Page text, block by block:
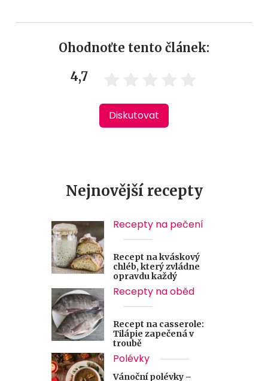
Ohodnoťte tento článek:
4,7
Diskutovat
Nejnovější recepty
Recepty na pečení
Recept na kváskový
chléb, který zvládne
opravdu každý
Recepty na oběd
Recept na casserole:
Tilápie zapečená v
troubě
Polévky
Vánoční polévky –